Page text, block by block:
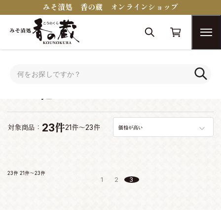
みそ漬処 香の蔵 オンラインショップ
対象商品： 23件21件～23件 価格が高い
23件 21件～23件
1 2 3